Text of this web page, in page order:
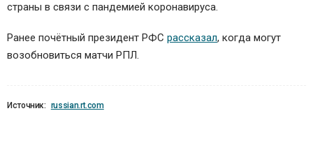
страны в связи с пандемией коронавируса.
Ранее почётный президент РФС рассказал, когда могут
возобновиться матчи РПЛ.
Источник: russian.rt.com